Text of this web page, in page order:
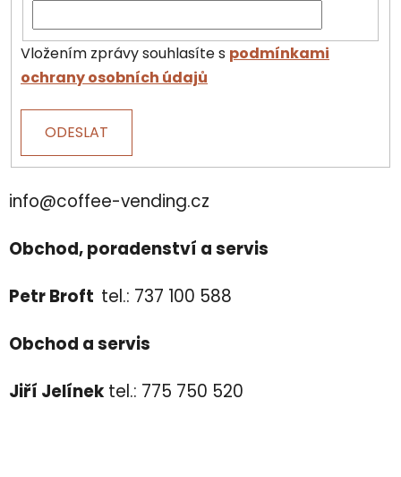
Vložením zprávy souhlasíte s podmínkami
ochrany osobních údajů
ODESLAT
info@coffee-vending.cz
Obchod, poradenství a servis
Petr Broft tel.: 737 100 588
Obchod a servis
Jiří Jelínek tel.: 775 750 520